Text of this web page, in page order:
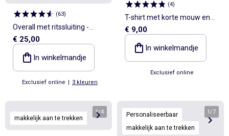
(63)
Overall met ritssluiting -
gemakkelijk aan te trekken
collectie
€ 25,00
In winkelmandje
Exclusief online | 3 kleuren
(4)
T-shirt met korte mouw en
print - So Easy
€ 9,00
In winkelmandje
Exclusief online
makkelijk aan te trekken
1/4
Personaliseerbaar
makkelijk aan te trekken
1 /7